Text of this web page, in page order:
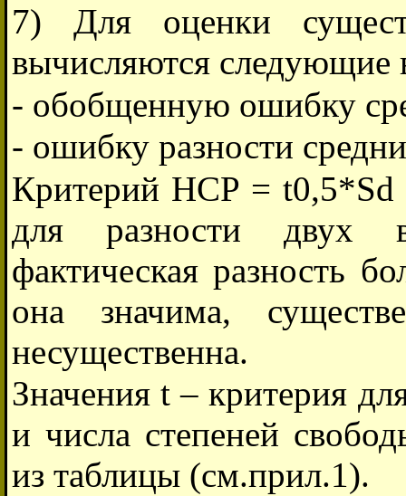
7) Для оценки
вычисляются следующие
- обобщенную ошибку
- ошибку разности
Критерий НСР = t0,5*Sd
для разности двух
фактическая разность
она значима,
несущественна.
Значения t – критерия
и числа степеней
из таблицы (см.прил.1).